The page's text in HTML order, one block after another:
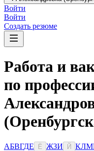
Войти
Войти
Создать резюме
Работа и
по
АБВГДЕ Ё ЖЗИ Й КЛМ